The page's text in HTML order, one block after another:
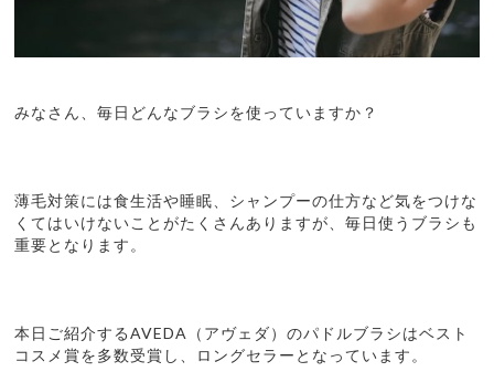
みなさん、毎日どんなブラシを使っていますか？
薄毛対策には食生活や睡眠、シャンプーの仕方など気をつけな
くてはいけないことがたくさんありますが、毎日使うブラシも
重要となります。
本日ご紹介するAVEDA（アヴェダ）のパドルブラシはベスト
コスメ賞を多数受賞し、ロングセラーとなっています。